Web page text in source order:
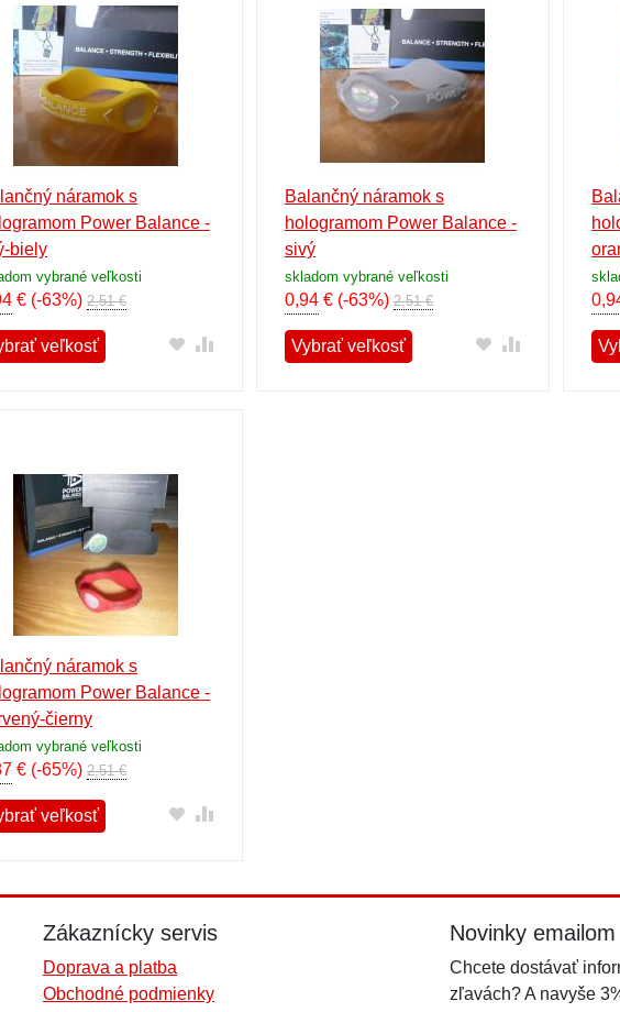
náramok s
Power Balance -
biely
vybrané veľkosti
€ (-63%) 2,51 €
veľkosť
Balančný náramok s
hologramom Power Balance -
sivý
skladom vybrané veľkosti
0,94€ (-63%) 2,51 €
Vybrať veľkosť
náramok s
Power Balance -
čierny
vybrané veľkosti
€ (-65%) 2,51 €
veľkosť
Zákaznícky servis
Doprava a platba
Obchodné podmienky
Novinky emailom
Chcete dostávať
zľavách? A navyše